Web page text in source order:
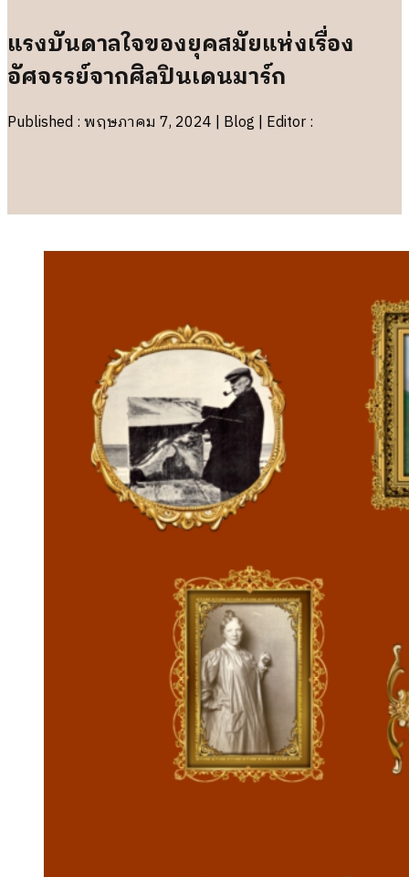
แรงบันดาลใจของยุคสมัยแห่งเรื่อง
อัศจรรย์จากศิลปินเดนมาร์ก
Published : พฤษภาคม 7, 2024 | Blog | Editor :